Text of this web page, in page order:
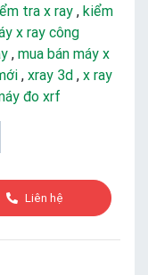
tra x ray , kiểm
x ray công
, mua bán máy x
, xray 3d , x ray
đo xrf
Liên hệ